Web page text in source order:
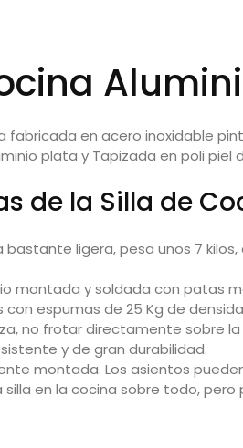
fabricada en acero inoxidable
plata y Tapizada en poli
de la Silla de
bastante ligera, pesa unos 7
montada y soldada con patas
espumas de 25 Kg de
no frotar directamente sobre
y de gran durabilidad.
montada. Los asientos
silla en la cocina sobre todo,